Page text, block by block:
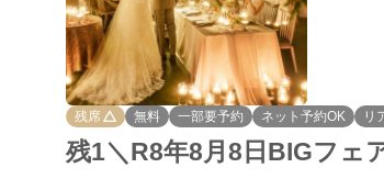
残席 無料 一部要予約 ネット予約OK リ
残1＼R8年8月8日BIGフェ